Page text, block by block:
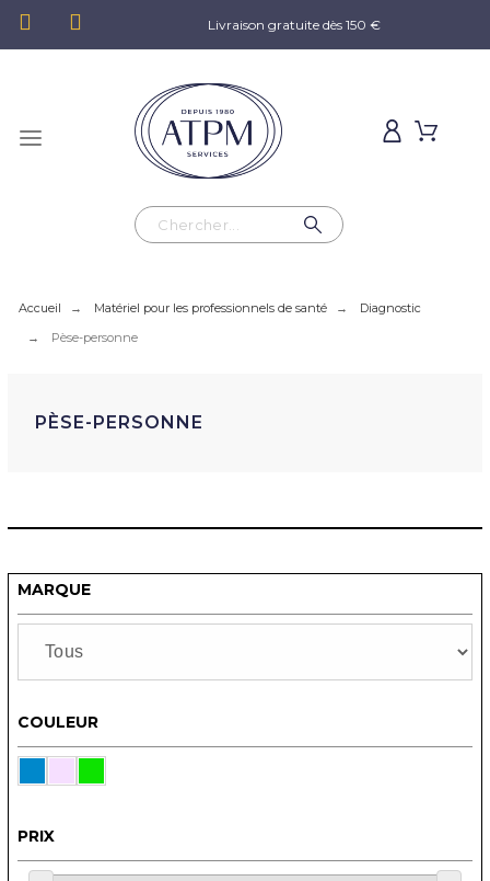
Livraison gratuite dès 150 €
Accueil Matériel pour les professionnels de santé
Diagnostic
Pèse-personne
PÈSE-PERSONNE
MARQUE
COULEUR
PRIX